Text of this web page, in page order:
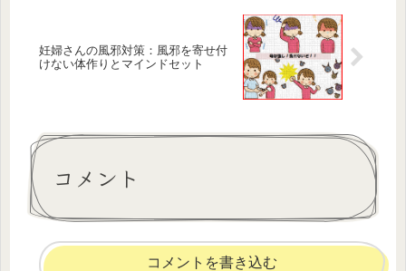
妊婦さんの風邪対策：風邪を寄せ付
けない体作りとマインドセット
コメント
コメントを書き込む